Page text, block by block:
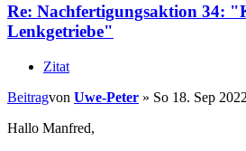
Re: Nachfertigungsaktion 34:
Lenkgetriebe"
Zitat
Beitragvon Uwe-Peter » So 18. Sep
Hallo Manfred,